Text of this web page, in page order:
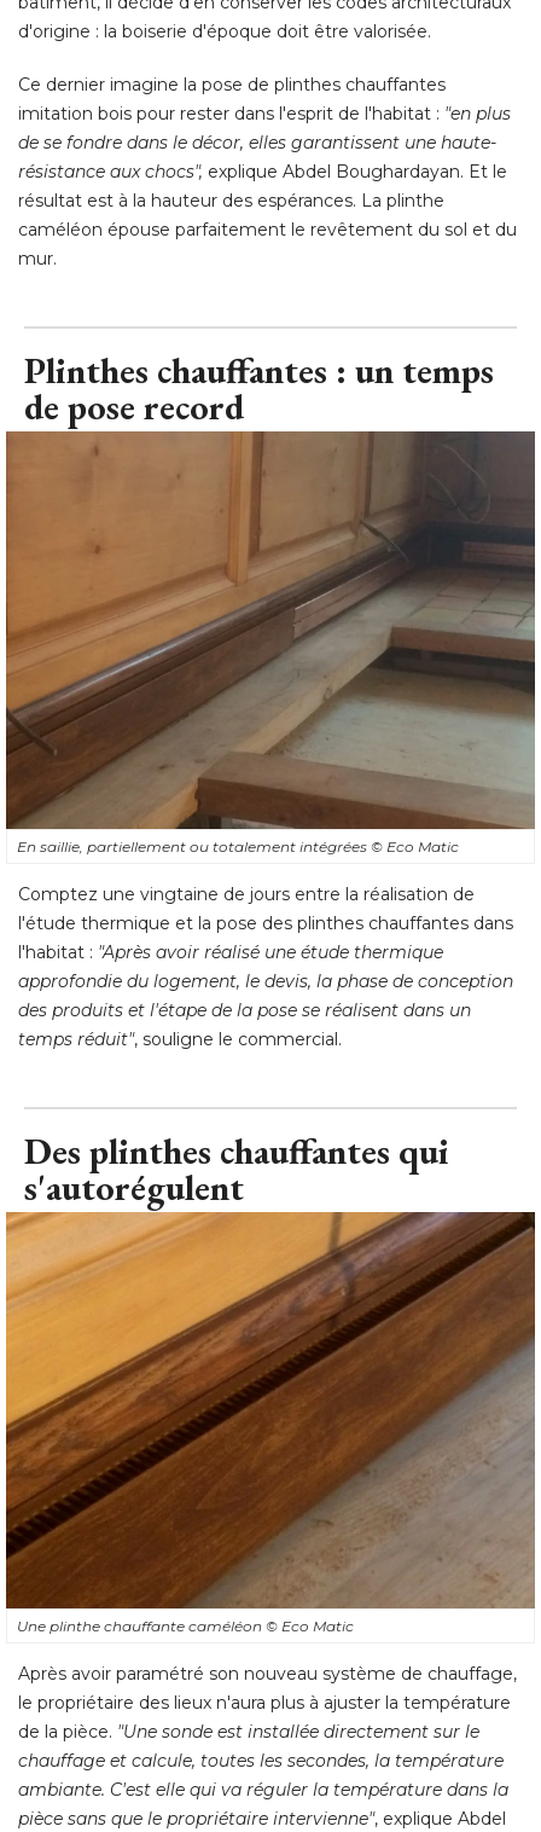
d'origine : la boiserie d'époque doit être valorisée.
Ce dernier imagine la pose de plinthes chauffantes
imitation bois pour rester dans l'esprit de l'habitat : "en plus
de se fondre dans le décor, elles garantissent une haute-
résistance aux chocs", explique Abdel Boughardayan. Et le
résultat est à la hauteur des espérances. La plinthe
caméléon épouse parfaitement le revêtement du sol et du
mur.
Plinthes chauffantes : un temps
de pose record
En saillie, partiellement ou totalement intégrées © Eco Matic
Comptez une vingtaine de jours entre la réalisation de
l'étude thermique et la pose des plinthes chauffantes dans
l'habitat : "Après avoir réalisé une étude thermique
approfondie du logement, le devis, la phase de conception
des produits et l'étape de la pose se réalisent dans un
temps réduit", souligne le commercial.
Des plinthes chauffantes qui
s'autorégulent
Une plinthe chauffante caméléon © Eco Matic
Après avoir paramétré son nouveau système de chauffage,
le propriétaire des lieux n'aura plus à ajuster la température
de la pièce. "Une sonde est installée directement sur le
chauffage et calcule, toutes les secondes, la température
ambiante. C'est elle qui va réguler la température dans la
pièce sans que le propriétaire intervienne", explique Abdel